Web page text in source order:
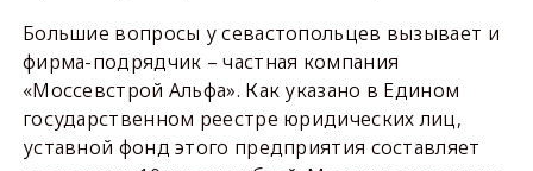
Большие вопросы у севастопольцев вызывает и
фирма-подрядчик – частная компания
«Моссевстрой Альфа». Как указано в Едином
государственном реестре юридических лиц,
уставной фонд этого предприятия составляет